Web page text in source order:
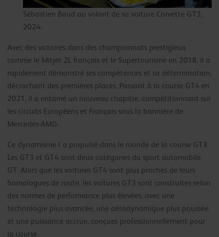
Sébastien Baud au volant de sa voiture Corvette GT3,
2024.
Avec des victoires dans des championnats prestigieux
comme le Mitjet 2L français et le Supertourisme en 2018, il a
rapidement démonstré ses compétences et sa détermination,
décrochant des premières places. Passant à la course GT4 en
2021, il a entamé un nouveau chapitre, compétitionnant sur
les circuits Européens et Français sous la bannière de
Mercedes-AMG.
Ce dynamisme l’a propulsé dans le monde de la course GT3.
Les GT3 et GT4 sont deux catégories du sport automobile
GT. Alors que les voitures GT4 sont plus proches de leurs
homologues de route, les voitures GT3 sont construites selon
des normes de performance plus élevées, avec une
technologie plus avancée, une aérodynamique plus poussée
et une puissance accrue, conçues professionnellement pour
la course.